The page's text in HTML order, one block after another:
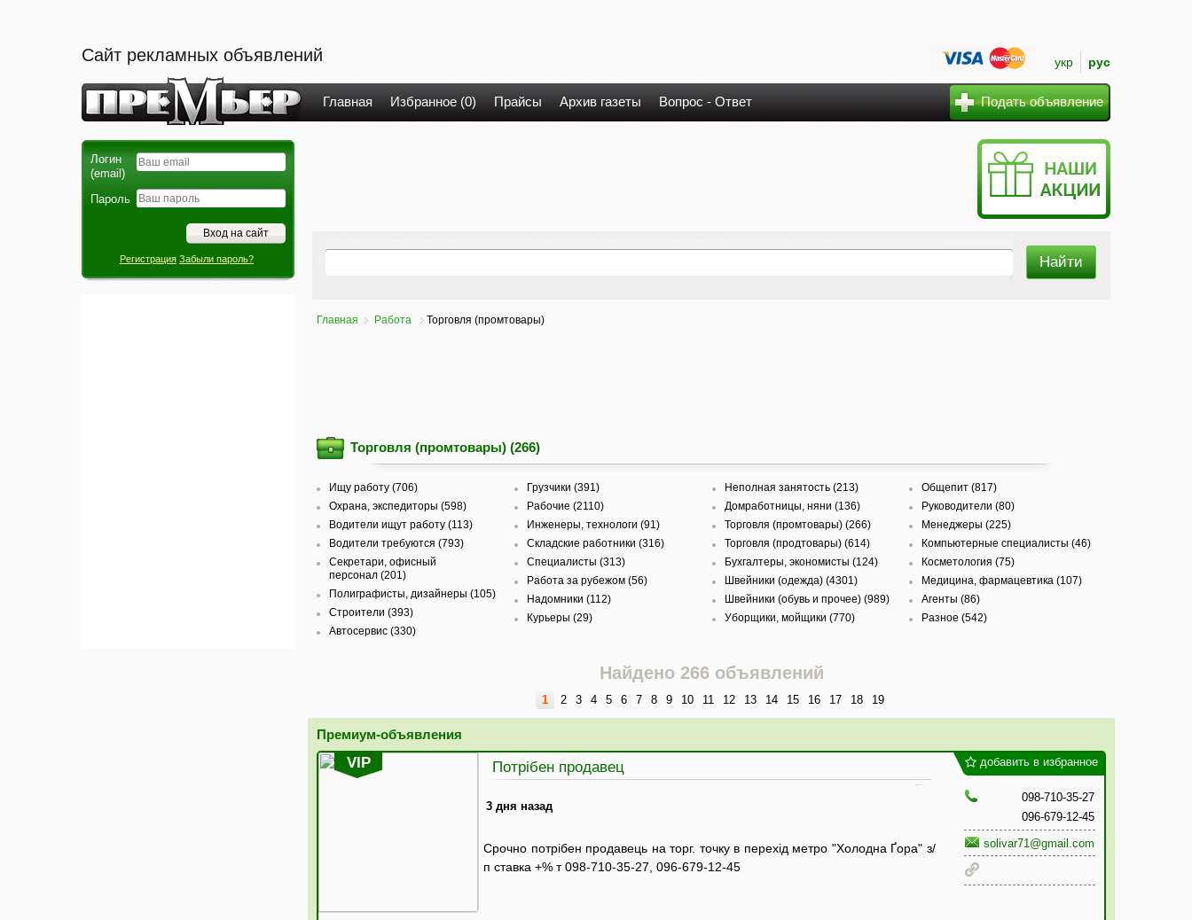
Сайт рекламных объявлений укр рус
Главная Избранное (0) Прайсы Архив газеты Вопрос - Ответ Подать объявление
Логин
(email)
Пароль
Регистрация Забыли пароль?
Главная Работа Торговля (промтовары)
Торговля (промтовары) (266)
Ищу работу (706)
Охрана, экспедиторы (598)
Водители ищут работу (113)
Водители требуются (793)
Секретари, офисный
персонал (201)
Полиграфисты, дизайнеры (105)
Строители (393)
Автосервис (330)
Грузчики (391)
Рабочие (2110)
Инженеры, технологи (91)
Складские работники (316)
Специалисты (313)
Работа за рубежом (56)
Надомники (112)
Курьеры (29)
Неполная занятость (213)
Домработницы, няни (136)
Торговля (промтовары) (266)
Торговля (продтовары) (614)
Бухгалтеры, экономисты (124)
Швейники (одежда) (4301)
Швейники (обувь и прочее) (989)
Уборщики, мойщики (770)
Общепит (817)
Руководители (80)
Менеджеры (225)
Компьютерные специалисты (46)
Косметология (75)
Медицина, фармацевтика (107)
Агенты (86)
Разное (542)
Найдено 266 объявлений
1 2 3 4 5 6 7 8 9 10 11 12 13 14 15 16 17 18 19
Премиум-объявления
VIP Потрібен продавец
3 дня назад
Срочно потрібен продавець на торг. точку в перехід метро "Холодна Ґора" з/
п ставка +% т 098-710-35-27, 096-679-12-45
добавить в избранное
098-710-35-27
096-679-12-45
solivar71@gmail.com